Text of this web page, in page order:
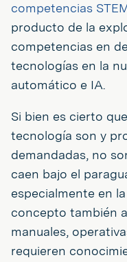
competencias
producto de la
competencias en
tecnologías en la
automático e IA.
Si bien es cierto
tecnología son y
demandadas, no
caen bajo el
especialmente en
concepto también
manuales,
requieren